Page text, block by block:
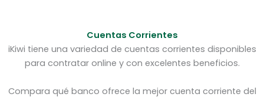
Cuentas Corrientes
iKiwi tiene una variedad de cuentas corrientes disponibles
para contratar online y con excelentes beneficios.
Compara qué banco ofrece la mejor cuenta corriente del